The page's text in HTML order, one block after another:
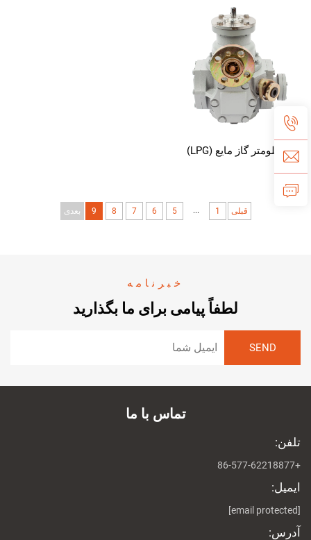
فلومتر گاز مایع (LPG)
قبلی 1
...
5
6
7
8
9 بعدی
خبرنامه
لطفاً پیامی برای ما بگذارید
تماس با ما
تلفن:
+86-577-62218877
ایمیل:
[email protected]
آدرس: